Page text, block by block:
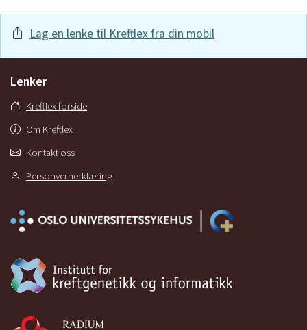
Lag en lenke til Kreftlex fra din mobil
Lenker
Kreftlex forside
Om Kreftlex
Kontakt oss
Personvernerklæring